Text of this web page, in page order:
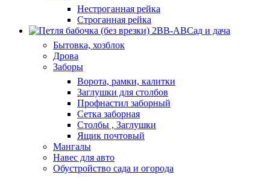
Нестроганная рейка
Строганная рейка
Сад и дача
Бытовка, хозблок
Дрова
Заборы
Ворота, рамки, калитки
Заглушки для столбов
Профнастил заборный
Сетка заборная
Столбы , Заглушки
Ящик почтовый
Мангалы
Навес для авто
Обустройство сада и огорода